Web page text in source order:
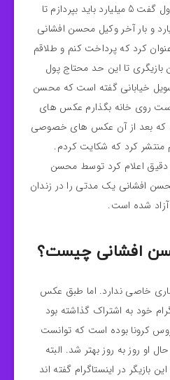
متأسفانه محسن افشانی روز اول گفت 5 میلیارد باید بپردازم تا
و بعد مبلغ 2 میلیارد و بار آخر وکیل محسن افشانی
میلیون را عنوان کرد که پرداخت کنم و طلاقم
تا این حد محتاج پول
خیابانی گفته است که محسن
روی خانه بگذارم عکس‌ های
که بعد از آن عکس‌ های خصوصی
منتشر کرد که شکایت کردم.
اعلام کرد توسط محسن
افشانی یک مدتی را در زندان
شده است.
افشانی چیست؟
خاصی ندارد. اما طبق عکس
خود به اشتراک گذاشته بود
کرونا بوده است که توانست
او روز به روز بهتر شد. البته
بازیگر در اینستاگرام گفته اند